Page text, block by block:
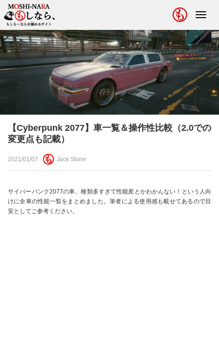
【Cyberpunk 2077】車一覧＆操作性比較（2.0での
変更点も記載）
2021/01/07 Jack Stone
サイバーパンク2077の車、種類多すぎて性能差とかわかんない！という人向
けに全車の性能一覧をまとめました。筆者による使用感も載せてあるので目
安としてご参考ください。